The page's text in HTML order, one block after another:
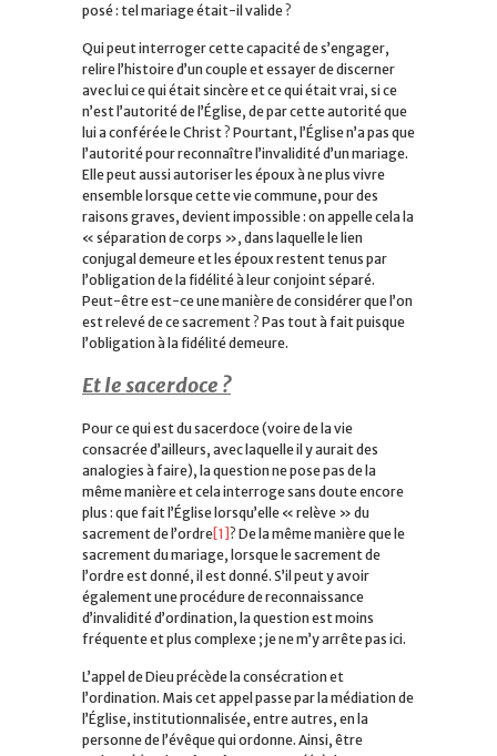
posé : tel mariage était-il valide ?
Qui peut interroger cette capacité de s’engager,
relire l’histoire d’un couple et essayer de discerner
avec lui ce qui était sincère et ce qui était vrai, si ce
n’est l’autorité de l’Église, de par cette autorité que
lui a conférée le Christ ? Pourtant, l’Église n’a pas que
l’autorité pour reconnaître l’invalidité d’un mariage.
Elle peut aussi autoriser les époux à ne plus vivre
ensemble lorsque cette vie commune, pour des
raisons graves, devient impossible : on appelle cela la
« séparation de corps », dans laquelle le lien
conjugal demeure et les époux restent tenus par
l’obligation de la fidélité à leur conjoint séparé.
Peut-être est-ce une manière de considérer que l’on
est relevé de ce sacrement ? Pas tout à fait puisque
l’obligation à la fidélité demeure.
Et le sacerdoce ?
Pour ce qui est du sacerdoce (voire de la vie
consacrée d’ailleurs, avec laquelle il y aurait des
analogies à faire), la question ne pose pas de la
même manière et cela interroge sans doute encore
plus : que fait l’Église lorsqu’elle « relève » du
sacrement de l’ordre[1]? De la même manière que le
sacrement du mariage, lorsque le sacrement de
l’ordre est donné, il est donné. S’il peut y avoir
également une procédure de reconnaissance
d’invalidité d’ordination, la question est moins
fréquente et plus complexe ; je ne m’y arrête pas ici.
L’appel de Dieu précède la consécration et
l’ordination. Mais cet appel passe par la médiation de
l’Église, institutionnalisée, entre autres, en la
personne de l’évêque qui ordonne. Ainsi, être